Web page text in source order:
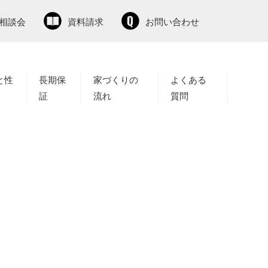
談会 資料請求 お問い合わせ
性
長期保
証
家づくりの
流れ
よくある
質問